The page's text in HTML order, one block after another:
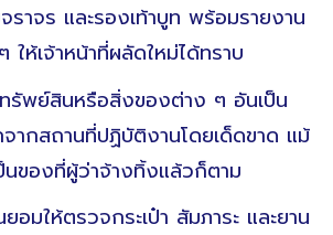
ราจร และรองเท้าบูท พร้อมรายงาน
ห้เจ้าหน้าที่ผลัดใหม่ได้ทราบ
ทรัพย์สินหรือสิ่งของต่าง ๆ อันเป็น
ากสถานที่ปฏิบัติงานโดยเด็ดขาด แม้
ของที่ผู้ว่าจ้างทิ้งแล้วก็ตาม
อมให้ตรวจกระเป๋า สัมภาระ และยาน